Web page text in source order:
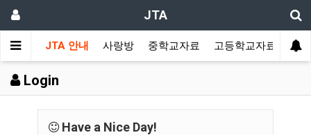
JTA
JTA 안내 사랑방 중학교자료 고등학교자료 멀
Login
Have a Nice Day!